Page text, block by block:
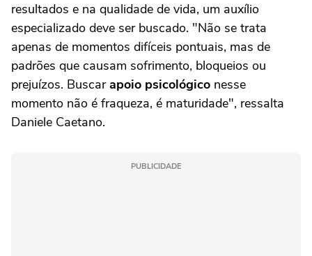
resultados e na qualidade de vida, um auxílio
especializado deve ser buscado. "Não se trata
apenas de momentos difíceis pontuais, mas de
padrões que causam sofrimento, bloqueios ou
prejuízos. Buscarapoio psicológico nesse
momento não é fraqueza, é maturidade", ressalta
Daniele Caetano.
PUBLICIDADE